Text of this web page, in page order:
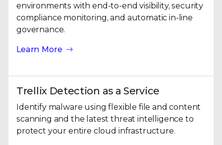
environments with end-to-end visibility, security
compliance monitoring, and automatic in-line
governance.
Learn More
Trellix Detection as a Service
Identify malware using flexible file and content
scanning and the latest threat intelligence to
protect your entire cloud infrastructure.